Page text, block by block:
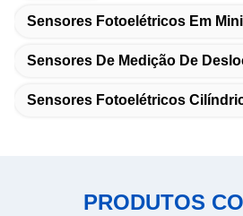
Sensores Fotoelétricos Em
Sensores De Medição De
Sensores Fotoelétricos
PRODUTOS